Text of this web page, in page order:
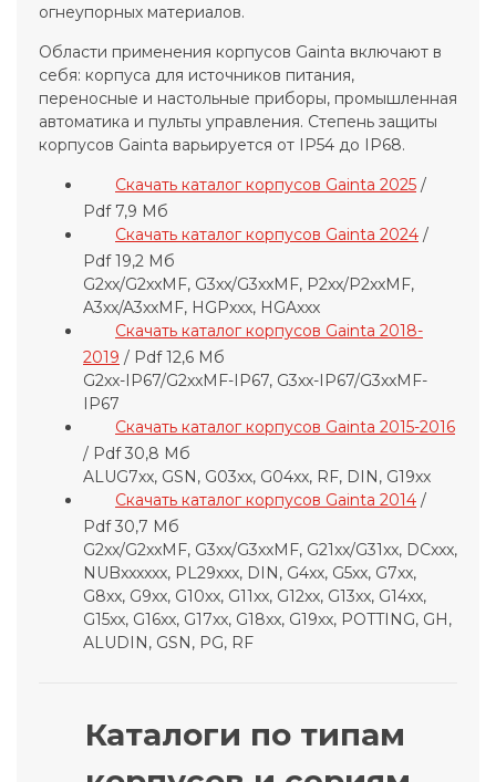
огнеупорных материалов.
Области применения корпусов Gainta включают в
себя: корпуса для источников питания,
переносные и настольные приборы, промышленная
автоматика и пульты управления. Степень защиты
корпусов Gainta варьируется от IP54 до IP68.
Скачать каталог корпусов Gainta 2025 /
Pdf 7,9 Мб
Скачать каталог корпусов Gainta 2024 /
Pdf 19,2 Мб
G2xx/G2xxMF, G3xx/G3xxMF, P2xx/P2xxMF,
A3xx/A3xxMF, HGPxxx, HGAxxx
Скачать каталог корпусов Gainta 2018-
2019 / Pdf 12,6 Мб
G2xx-IP67/G2xxMF-IP67, G3xx-IP67/G3xxMF-
IP67
Скачать каталог корпусов Gainta 2015-2016
/ Pdf 30,8 Мб
ALUG7xx, GSN, G03xx, G04xx, RF, DIN, G19xx
Скачать каталог корпусов Gainta 2014 /
Pdf 30,7 Мб
G2xx/G2xxMF, G3xx/G3xxMF, G21xx/G31xx, DCxxx,
NUBxxxxxx, PL29xxx, DIN, G4xx, G5xx, G7xx,
G8xx, G9xx, G10xx, G11xx, G12xx, G13xx, G14xx,
G15xx, G16xx, G17xx, G18xx, G19xx, POTTING, GH,
ALUDIN, GSN, PG, RF
Каталоги по типам